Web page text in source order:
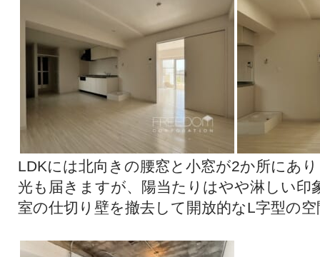
LDKには北向きの腰窓と小窓が2か所にあ
光も届きますが、陽当たりはやや淋しい印
室の仕切り壁を撤去して開放的なL字型の